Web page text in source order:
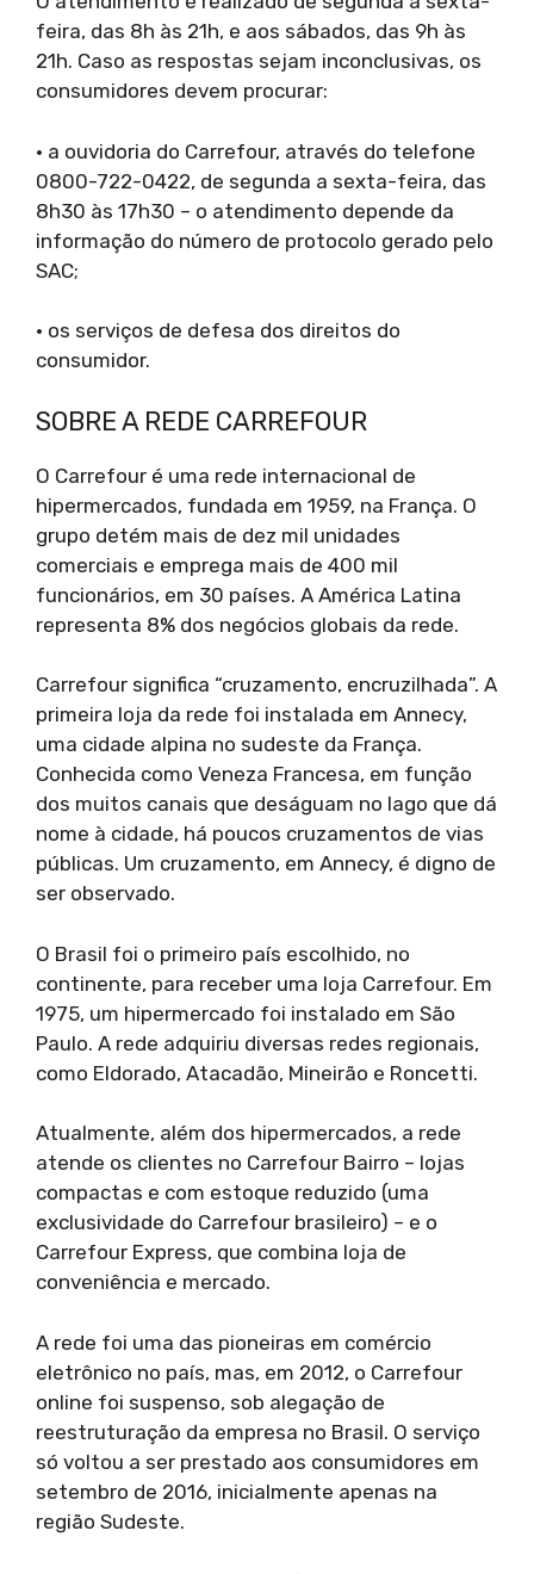
feira, das 8h às 21h, e aos sábados, das 9h às
21h. Caso as respostas sejam inconclusivas, os
consumidores devem procurar:
• a ouvidoria do Carrefour, através do telefone
0800-722-0422, de segunda a sexta-feira, das
8h30 às 17h30 – o atendimento depende da
informação do número de protocolo gerado pelo
SAC;
• os serviços de defesa dos direitos do
consumidor.
SOBRE A REDE CARREFOUR
O Carrefour é uma rede internacional de
hipermercados, fundada em 1959, na França. O
grupo detém mais de dez mil unidades
comerciais e emprega mais de 400 mil
funcionários, em 30 países. A América Latina
representa 8% dos negócios globais da rede.
Carrefour significa “cruzamento, encruzilhada”. A
primeira loja da rede foi instalada em Annecy,
uma cidade alpina no sudeste da França.
Conhecida como Veneza Francesa, em função
dos muitos canais que deságuam no lago que dá
nome à cidade, há poucos cruzamentos de vias
públicas. Um cruzamento, em Annecy, é digno de
ser observado.
O Brasil foi o primeiro país escolhido, no
continente, para receber uma loja Carrefour. Em
1975, um hipermercado foi instalado em São
Paulo. A rede adquiriu diversas redes regionais,
como Eldorado, Atacadão, Mineirão e Roncetti.
Atualmente, além dos hipermercados, a rede
atende os clientes no Carrefour Bairro – lojas
compactas e com estoque reduzido (uma
exclusividade do Carrefour brasileiro) – e o
Carrefour Express, que combina loja de
conveniência e mercado.
A rede foi uma das pioneiras em comércio
eletrônico no país, mas, em 2012, o Carrefour
online foi suspenso, sob alegação de
reestruturação da empresa no Brasil. O serviço
só voltou a ser prestado aos consumidores em
setembro de 2016, inicialmente apenas na
região Sudeste.